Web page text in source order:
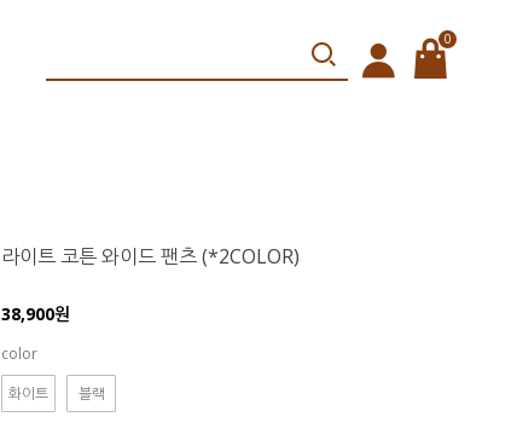
0
라이트 코튼 와이드 팬츠 (*2COLOR)
38,900원
color
화이트
블랙